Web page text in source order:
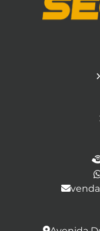
Cinto de
Cinto de
Ferramentas
Ferramentas
Ferramentas
Filtro para
Japona
Luvas para
Macacão
Macacão de
Máscara de
Mascara de